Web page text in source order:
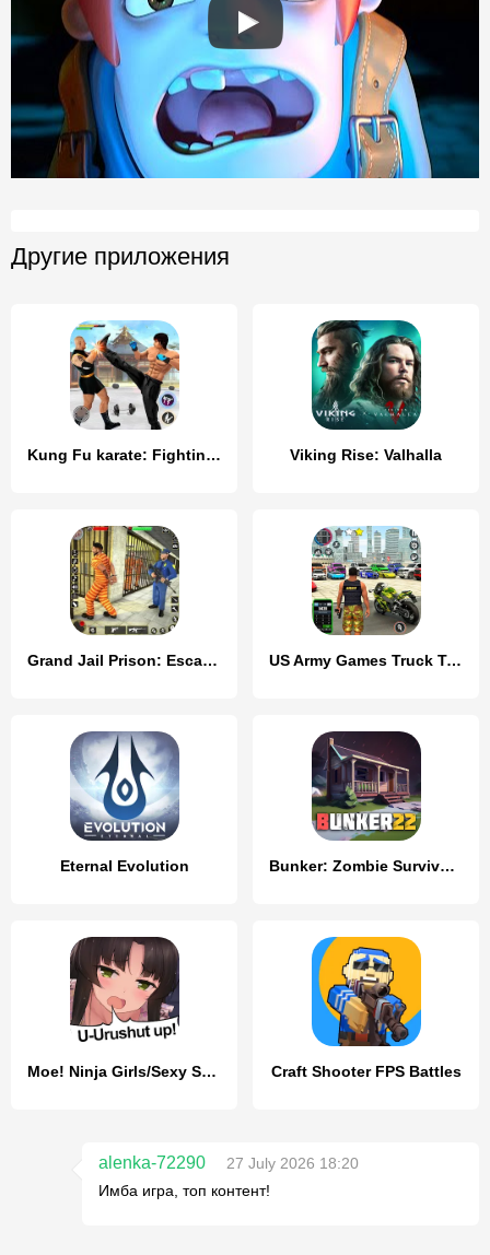
Другие приложения
Kung Fu karate: Fighting Games Viking Rise: Valhalla
Grand Jail Prison: Escape Game US Army Games Truck Transport
Eternal Evolution Bunker: Zombie Survival Games
Moe! Ninja Girls/Sexy School Craft Shooter FPS Battles
alenka-72290
27 July 2026 18:20
Имба игра, топ контент!